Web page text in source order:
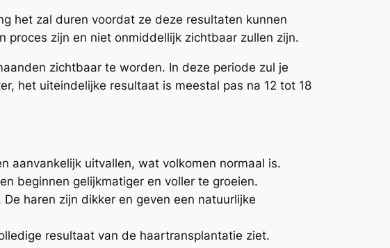
het zal duren voordat ze deze resultaten kunnen
zijn en niet onmiddellijk zichtbaar zullen zijn.
zichtbaar te worden. In deze periode zul je
het uiteindelijke resultaat is meestal pas na 12 tot 18
aanvankelijk uitvallen, wat volkomen normaal is.
beginnen gelijkmatiger en voller te groeien.
haren zijn dikker en geven een natuurlijke
resultaat van de haartransplantatie ziet.